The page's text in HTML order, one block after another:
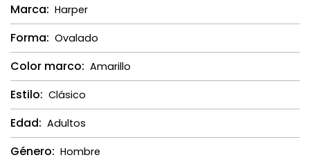
Marca: Harper
Forma: Ovalado
Color marco: Amarillo
Estilo: Clásico
Edad: Adultos
Género: Hombre